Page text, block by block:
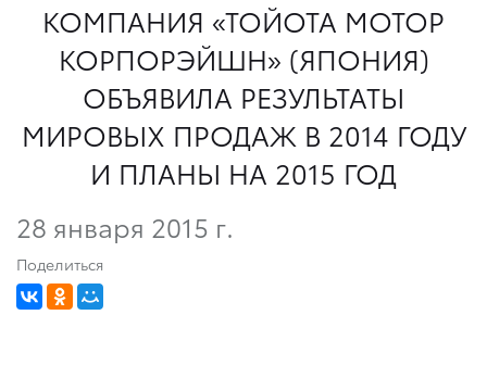
КОМПАНИЯ «ТОЙОТА МОТОР
КОРПОРЭЙШН» (ЯПОНИЯ)
ОБЪЯВИЛА РЕЗУЛЬТАТЫ
МИРОВЫХ ПРОДАЖ В 2014 ГОДУ
И ПЛАНЫ НА 2015 ГОД
28 января 2015 г.
Поделиться